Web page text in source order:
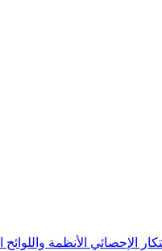
الإحصائي الأنظمة واللوائح